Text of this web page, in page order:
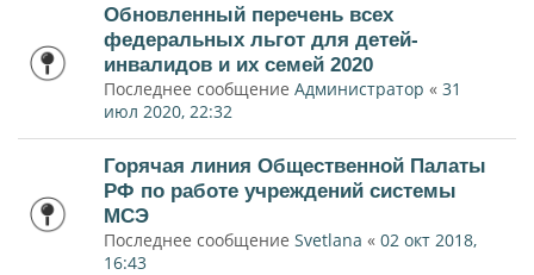
Обновленный перечень всех
федеральных льгот для детей-
инвалидов и их семей 2020
Последнее сообщение Администратор « 31
июл 2020, 22:32
Горячая линия Общественной Палаты
РФ по работе учреждений системы
МСЭ
Последнее сообщение Svetlana « 02 окт 2018,
16:43